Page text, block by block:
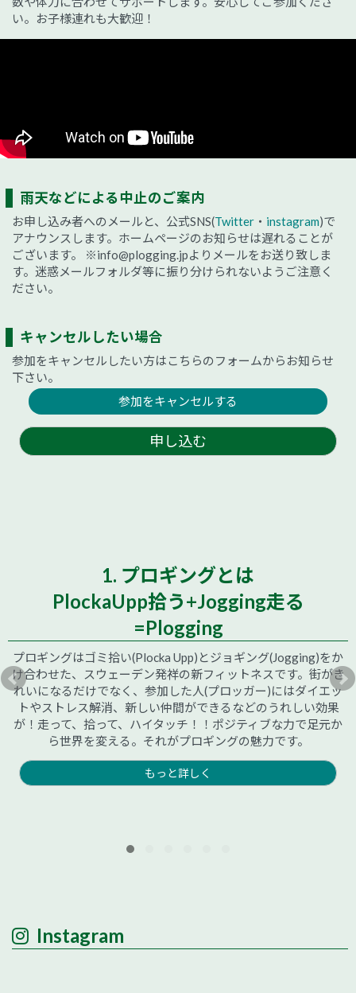
い。お子様連れも大歓迎！
雨天などによる中止のご案内
お申し込み者へのメールと、公式SNS(Twitter ・ instagram)で
アナウンスします。ホームページのお知らせは遅れることが
ございます。
※info@plogging.jpよりメールをお送り致しま
す。迷惑メールフォルダ等に振り分けられないようご注意く
ださい。
キャンセルしたい場合
参加をキャンセルしたい方はこちらのフォームからお知らせ
下さい。
参加をキャンセルする
申し込む
1. プロギングとは
PlockaUpp拾う+Jogging走る
=Plogging
プロギングはゴミ拾い(Plocka Upp)とジョギング(Jogging)をか
け合わせた、スウェーデン発祥の新フィットネスです。街がき
れいになるだけでなく、参加した人(プロッガー)にはダイエッ
トやストレス解消、新しい仲間ができるなどのうれしい効果
が！走って、拾って、ハイタッチ！！ポジティブな力で足元か
ら世界を変える。それがプロギングの魅力です。
もっと詳しく
Instagram